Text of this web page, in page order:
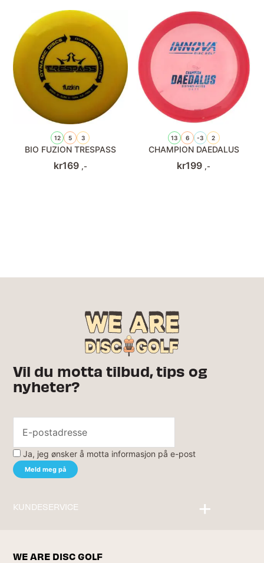
12 5 3
BIO FUZION TRESPASS
kr169 ,-
13 6 -3 2
CHAMPION DAEDALUS
kr199 ,-
Vil du motta tilbud, tips og
nyheter?
Ja, jeg ønsker å motta informasjon på e-post
KUNDESERVICE
WE ARE DISC GOLF